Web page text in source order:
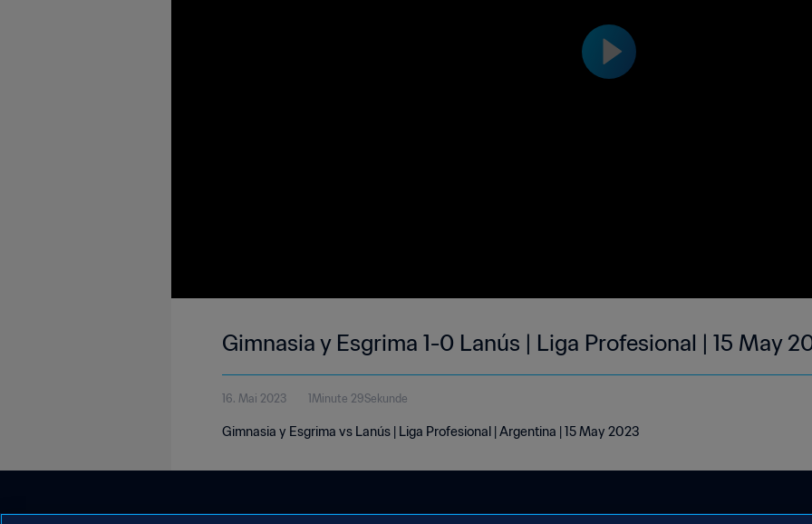
Gimnasia y Esgrima 1-0 Lanús | Liga Profesional | 15 May
16. Mai 2023 1Minute 29Sekunde
Gimnasia y Esgrima vs Lanús | Liga Profesional | Argentina | 15 May 2023